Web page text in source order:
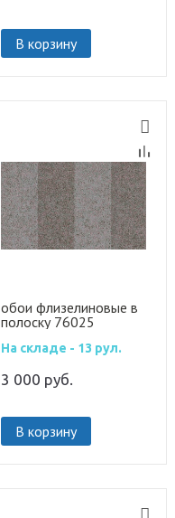
В корзину
обои флизелиновые в
полоску 76025
На складе - 13 рул.
3 000 руб.
В корзину